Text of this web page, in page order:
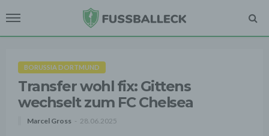
BORUSSIA DORTMUND
Transfer wohl fix: Gittens
wechselt zum FC Chelsea
Marcel Gross 28.06.2025